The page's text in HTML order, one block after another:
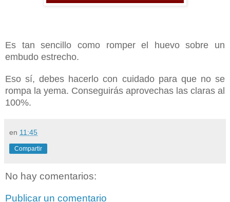
Es tan sencillo como romper el huevo sobre un
embudo estrecho.
Eso sí, debes hacerlo con cuidado para que no se
rompa la yema. Conseguirás aprovechas las claras al
100%.
en 11:45
Compartir
No hay comentarios:
Publicar un comentario